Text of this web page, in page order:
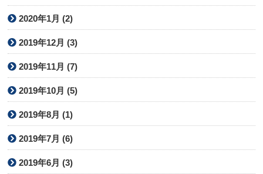
2020年1月 (2)
2019年12月 (3)
2019年11月 (7)
2019年10月 (5)
2019年8月 (1)
2019年7月 (6)
2019年6月 (3)